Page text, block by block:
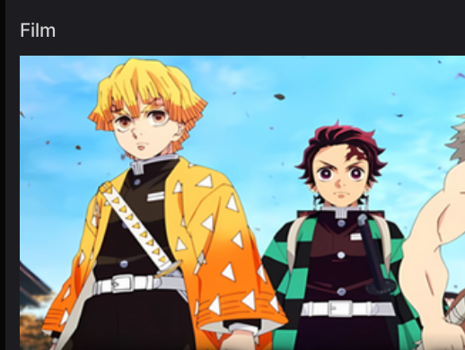
Film